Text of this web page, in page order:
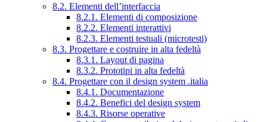
8.2. Elementi dell’interfaccia
8.2.1. Elementi di composizione
8.2.2. Elementi interattivi
8.2.3. Elementi testuali (microtesti)
8.3. Progettare e costruire in alta fedeltà
8.3.1. Layout di pagina
8.3.2. Prototipi in alta fedeltà
8.4. Progettare con il design system .italia
8.4.1. Documentazione
8.4.2. Benefici del design system
8.4.3. Risorse operative